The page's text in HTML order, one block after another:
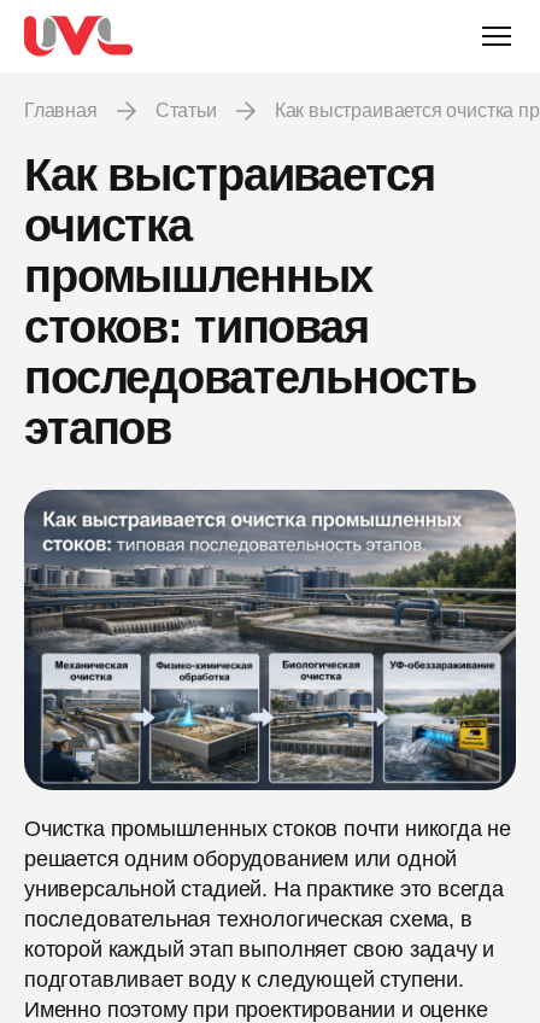
Главная Статьи Как выстраивается очистка
Как выстраивается
очистка
промышленных
стоков: типовая
последовательность
этапов
Очистка промышленных стоков почти никогда не
решается одним оборудованием или одной
универсальной стадией. На практике это всегда
последовательная технологическая схема, в
которой каждый этап выполняет свою задачу и
подготавливает воду к следующей ступени.
Именно поэтому при проектировании и оценке